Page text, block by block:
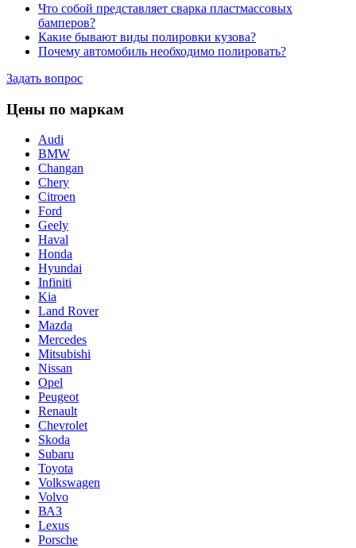
Что собой представляет сварка пластмассовых
бамперов?
Какие бывают виды полировки кузова?
Почему автомобиль необходимо полировать?
Задать вопрос
Цены по маркам
Audi
BMW
Changan
Chery
Citroen
Ford
Geely
Haval
Honda
Hyundai
Infiniti
Kia
Land Rover
Mazda
Mercedes
Mitsubishi
Nissan
Opel
Peugeot
Renault
Chevrolet
Skoda
Subaru
Toyota
Volkswagen
Volvo
ВАЗ
Lexus
Porsche